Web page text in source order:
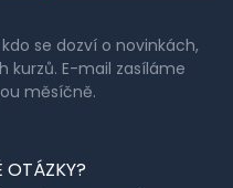
se dozví o novinkách,
kurzů. E-mail zasíláme
měsíčně.
OTÁZKY?